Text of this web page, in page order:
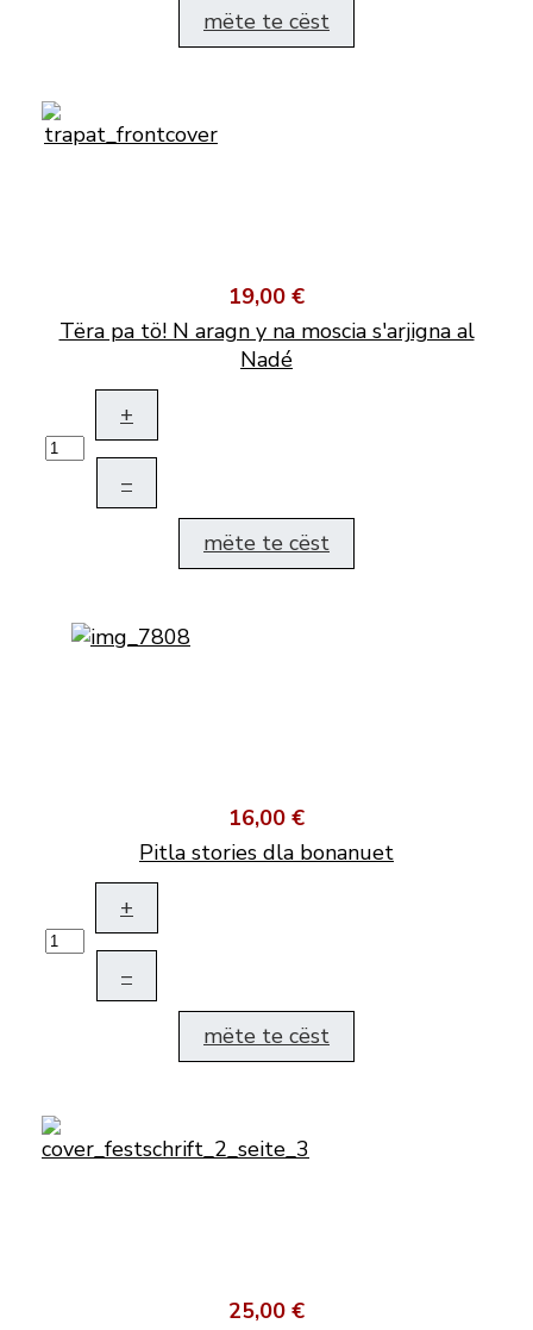
mëte te cëst
19,00 €
Tëra pa tö! N aragn y na moscia s'arjigna al
Nadé
+
–
mëte te cëst
16,00 €
Pitla stories dla bonanuet
+
–
mëte te cëst
25,00 €